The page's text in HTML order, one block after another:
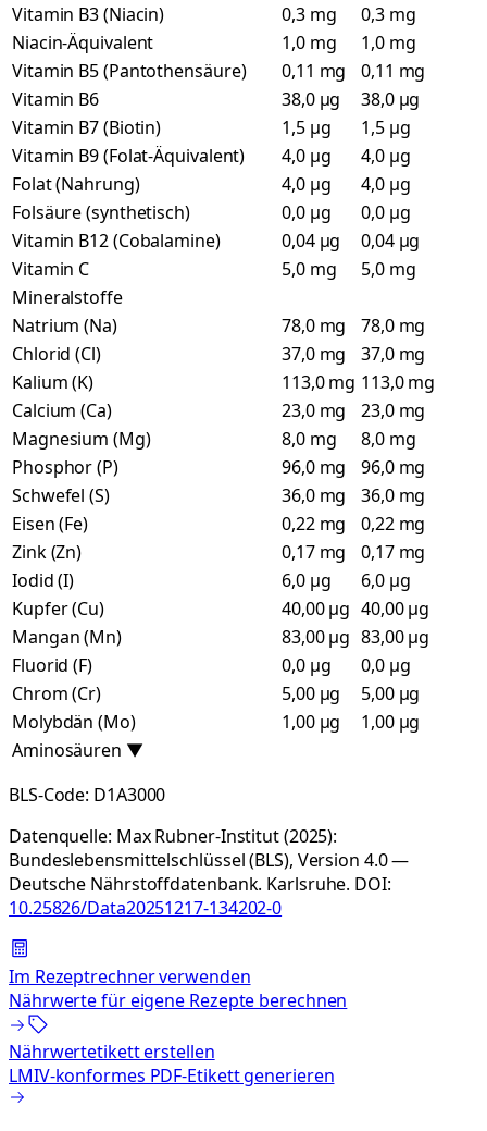
Vitamin B3 (Niacin)
0,3 mg
0,3 mg
Niacin-Äquivalent
1,0 mg
1,0 mg
Vitamin B5 (Pantothensäure)
0,11 mg
0,11 mg
Vitamin B6
38,0 µg
38,0 µg
Vitamin B7 (Biotin)
1,5 µg
1,5 µg
Vitamin B9 (Folat-Äquivalent)
4,0 µg
4,0 µg
Folat (Nahrung)
4,0 µg
4,0 µg
Folsäure (synthetisch)
0,0 µg
0,0 µg
Vitamin B12 (Cobalamine)
0,04 µg
0,04 µg
Vitamin C
5,0 mg
5,0 mg
Mineralstoffe
Natrium (Na)
78,0 mg
78,0 mg
Chlorid (Cl)
37,0 mg
37,0 mg
Kalium (K)
113,0 mg 113,0 mg
Calcium (Ca)
23,0 mg
23,0 mg
Magnesium (Mg)
8,0 mg
8,0 mg
Phosphor (P)
96,0 mg
96,0 mg
Schwefel (S)
36,0 mg
36,0 mg
Eisen (Fe)
0,22 mg
0,22 mg
Zink (Zn)
0,17 mg
0,17 mg
Iodid (I)
6,0 µg
6,0 µg
Kupfer (Cu)
40,00 µg 40,00 µg
Mangan (Mn)
83,00 µg 83,00 µg
Fluorid (F)
0,0 µg
0,0 µg
Chrom (Cr)
5,00 µg
5,00 µg
Molybdän (Mo)
1,00 µg
1,00 µg
Aminosäuren ▼
BLS-Code: D1A3000
Datenquelle: Max Rubner-Institut (2025):
Bundeslebensmittelschlüssel (BLS), Version 4.0 —
Deutsche Nährstoffdatenbank. Karlsruhe. DOI:
10.25826/Data20251217-134202-0
Im Rezeptrechner verwenden
Nährwerte für eigene Rezepte berechnen
Nährwertetikett erstellen
LMIV-konformes PDF-Etikett generieren